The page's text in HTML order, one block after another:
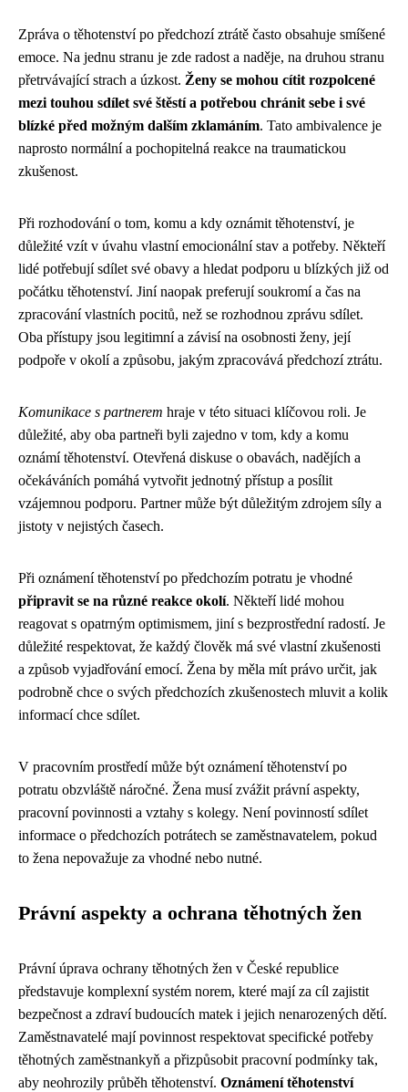
Zpráva o těhotenství po předchozí ztrátě často obsahuje smíšené
emoce. Na jednu stranu je zde radost a naděje, na druhou stranu
přetrvávající strach a úzkost. Ženy se mohou cítit rozpolcené
mezi touhou sdílet své štěstí a potřebou chránit sebe i své
blízké před možným dalším zklamáním. Tato ambivalence je
naprosto normální a pochopitelná reakce na traumatickou
zkušenost.
Při rozhodování o tom, komu a kdy oznámit těhotenství, je
důležité vzít v úvahu vlastní emocionální stav a potřeby. Někteří
lidé potřebují sdílet své obavy a hledat podporu u blízkých již od
počátku těhotenství. Jiní naopak preferují soukromí a čas na
zpracování vlastních pocitů, než se rozhodnou zprávu sdílet.
Oba přístupy jsou legitimní a závisí na osobnosti ženy, její
podpoře v okolí a způsobu, jakým zpracovává předchozí ztrátu.
Komunikace s partnerem hraje v této situaci klíčovou roli. Je
důležité, aby oba partneři byli zajedno v tom, kdy a komu
oznámí těhotenství. Otevřená diskuse o obavách, nadějích a
očekáváních pomáhá vytvořit jednotný přístup a posílit
vzájemnou podporu. Partner může být důležitým zdrojem síly a
jistoty v nejistých časech.
Při oznámení těhotenství po předchozím potratu je vhodné
připravit se na různé reakce okolí. Někteří lidé mohou
reagovat s opatrným optimismem, jiní s bezprostřední radostí. Je
důležité respektovat, že každý člověk má své vlastní zkušenosti
a způsob vyjadřování emocí. Žena by měla mít právo určit, jak
podrobně chce o svých předchozích zkušenostech mluvit a kolik
informací chce sdílet.
V pracovním prostředí může být oznámení těhotenství po
potratu obzvláště náročné. Žena musí zvážit právní aspekty,
pracovní povinnosti a vztahy s kolegy. Není povinností sdílet
informace o předchozích potrátech se zaměstnavatelem, pokud
to žena nepovažuje za vhodné nebo nutné.
Právní aspekty a ochrana těhotných žen
Právní úprava ochrany těhotných žen v České republice
představuje komplexní systém norem, které mají za cíl zajistit
bezpečnost a zdraví budoucích matek i jejich nenarozených dětí.
Zaměstnavatelé mají povinnost respektovat specifické potřeby
těhotných zaměstnankyň a přizpůsobit pracovní podmínky tak,
aby neohrozily průběh těhotenství. Oznámení těhotenství